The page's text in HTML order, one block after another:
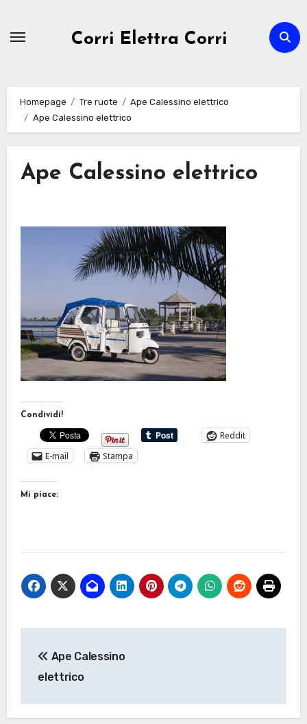
Corri Elettra Corri
Homepage Tre ruote
Ape Calessino elettrico
Ape Calessino elettrico
Ape Calessino elettrico
Condividi!
Reddit
E-mail
Stampa
Mi piace:
articoli
Ape Calessino
elettrico